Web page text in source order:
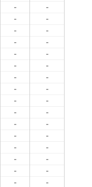
-
-
-
-
-
-
-
-
-
-
-
-
-
-
-
-
-
-
-
-
-
-
-
-
-
-
-
-
-
-
-
-